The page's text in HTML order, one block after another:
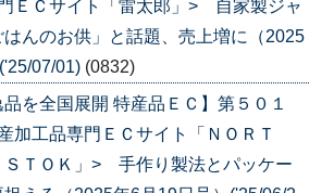
ＥＣサイト「雷太郎」> 自家製ジャ
はんのお供」と話題、売上増に（2025
07/01) (0832)
品を全国展開 特産品ＥＣ】第５０１
加工品専門ＥＣサイト「ＮＯＲＴ
ＴＯＫ」> 手作り製法とパッケー